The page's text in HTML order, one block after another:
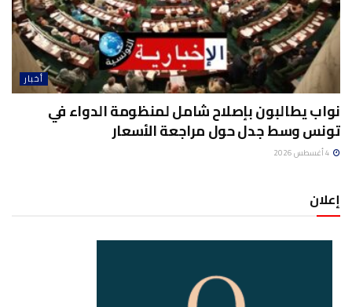
أخبار
نواب يطالبون بإصلاح شامل لمنظومة الدواء في
تونس وسط جدل حول مراجعة الأسعار
إعلان